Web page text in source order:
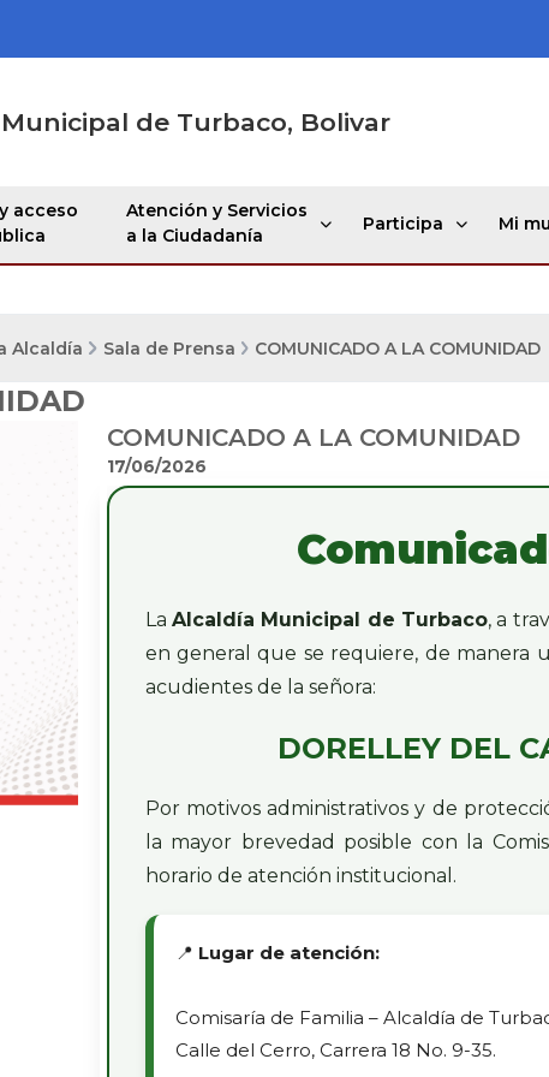
de Turbaco, Bolivar
acceso
Atención y Servicios
a la Ciudadanía
Participa Mi
Alcaldía Sala de Prensa COMUNICADO A LA COMUNIDAD
COMUNICADO A LA COMUNIDAD
17/06/2026
LaAlcaldía Municipal de Turbaco, a
en general que se requiere, de manera
acudientes de la señora​:
DORELLEY DEL
Por motivos administrativos y de
la mayor brevedad posible con la
horario de atención institucional.
📍 Lugar de atención:
Comisaría de Familia – Alcaldía de
Calle del Cerro, Carrera 18 No. 9-35.